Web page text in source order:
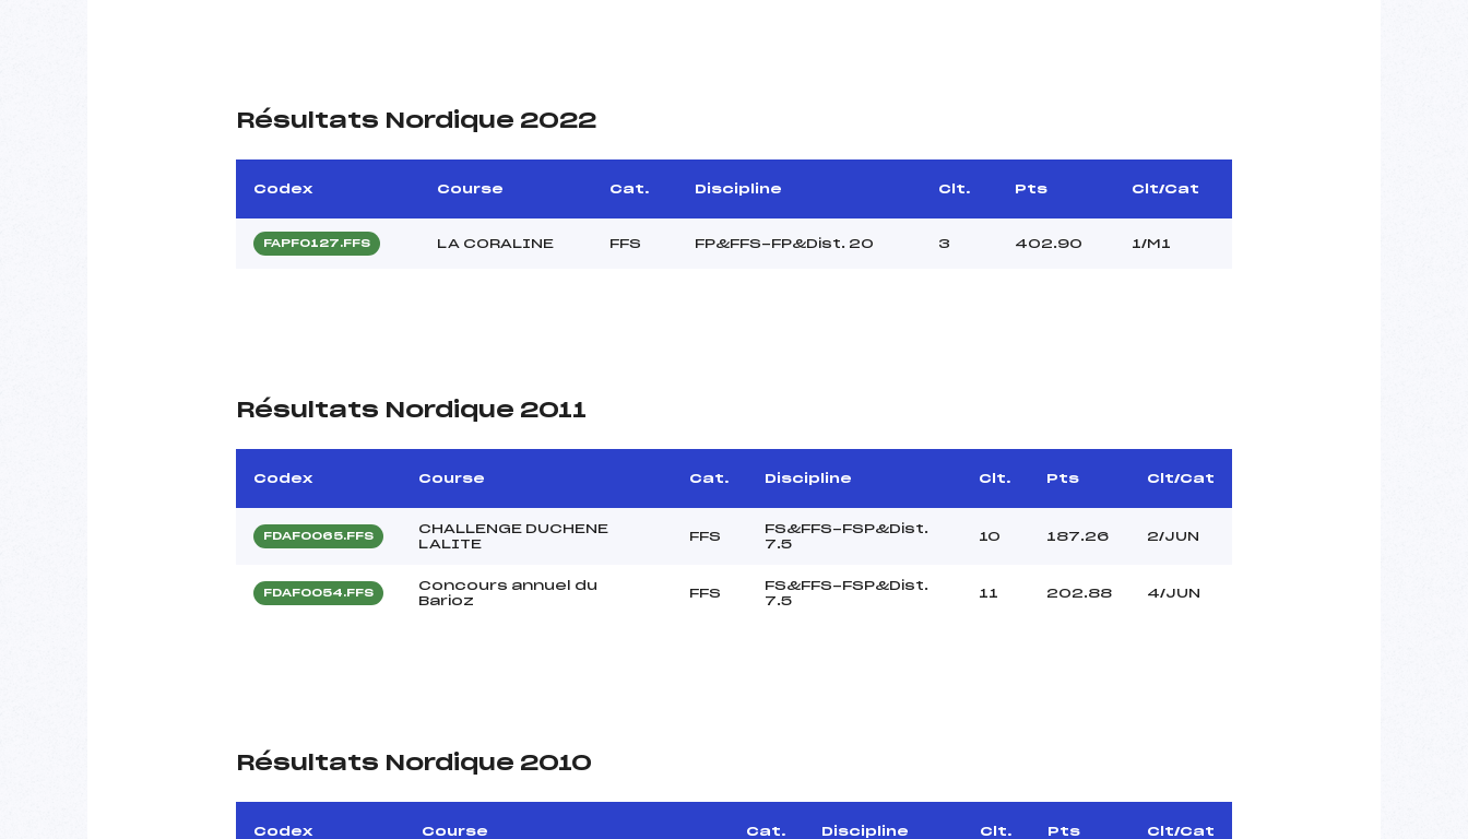
Résultats Nordique 2022
Codex Course Cat. Discipline Clt. Pts Clt/Cat
FAPF0127.FFS LA CORALINE FFS FP&FFS-FP&Dist. 20 3 402.90 1/M1
Résultats Nordique 2011
Codex Course Cat. Discipline Clt. Pts Clt/Cat
FDAF0065.FFS
CHALLENGE DUCHENE
LALITE
FFS
FS&FFS-FSP&Dist.
7.5
10 187.26 2/JUN
FDAF0054.FFS
Concours annuel du
Barioz
FFS
FS&FFS-FSP&Dist.
7.5
11 202.88 4/JUN
Résultats Nordique 2010
Codex Course Cat. Discipline Clt. Pts Clt/Cat